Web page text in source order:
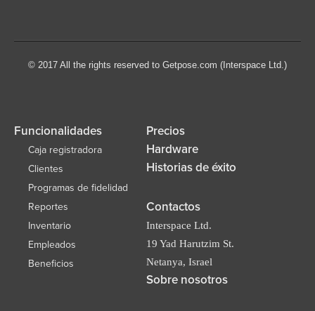
© 2017 All the rights reserved to Getpose.com (Interspace Ltd.)
Funcionalidades
Caja registradora
Clientes
Programas de fidelidad
Reportes
Inventario
Empleados
Beneficios
Precios
Hardware
Historias de éxito
Contactos
Interspace Ltd.
19 Yad Harutzim St.
Netanya, Israel
Sobre nosotros